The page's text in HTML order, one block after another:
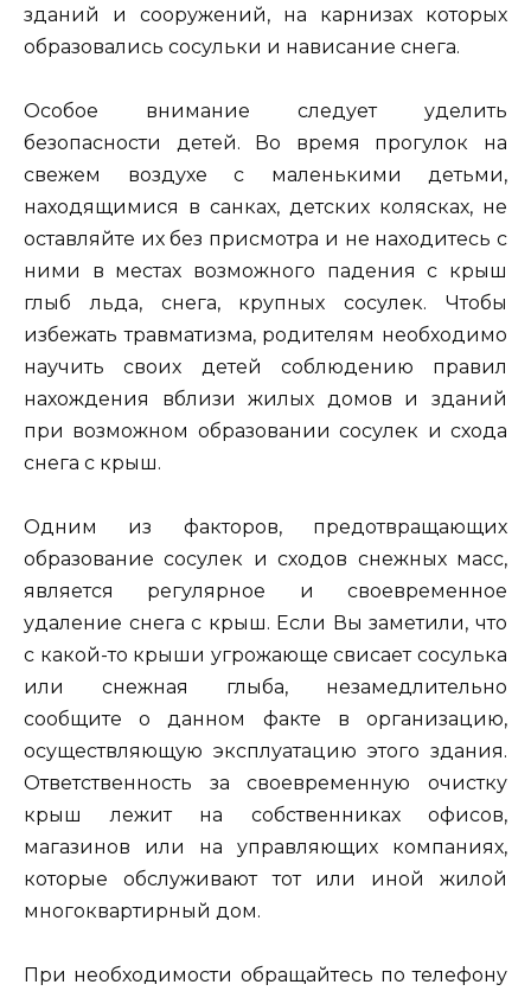
зданий и сооружений, на карнизах которых
образовались сосульки и нависание снега.
Особое внимание следует уделить
безопасности детей. Во время прогулок на
свежем воздухе с маленькими детьми,
находящимися в санках, детских колясках, не
оставляйте их без присмотра и не находитесь с
ними в местах возможного падения с крыш
глыб льда, снега, крупных сосулек. Чтобы
избежать травматизма, родителям необходимо
научить своих детей соблюдению правил
нахождения вблизи жилых домов и зданий
при возможном образовании сосулек и схода
снега с крыш.
Одним из факторов, предотвращающих
образование сосулек и сходов снежных масс,
является регулярное и своевременное
удаление снега с крыш. Если Вы заметили, что
с какой-то крыши угрожающе свисает сосулька
или снежная глыба, незамедлительно
сообщите о данном факте в организацию,
осуществляющую эксплуатацию этого здания.
Ответственность за своевременную очистку
крыш лежит на собственниках офисов,
магазинов или на управляющих компаниях,
которые обслуживают тот или иной жилой
многоквартирный дом.
При необходимости обращайтесь по телефону